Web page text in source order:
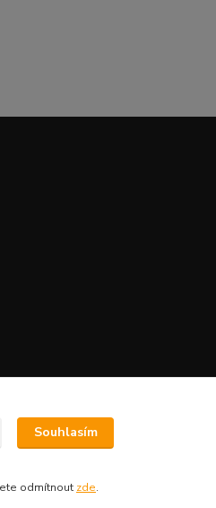
Souhlasím
odmítnout zde.